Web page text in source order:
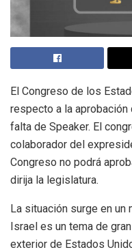
El Congreso de los
respecto a la aprobación
falta de Speaker. El
colaborador del
Congreso no podrá
dirija la legislatura.
La situación surge en un
Israel es un tema de
exterior de Estados